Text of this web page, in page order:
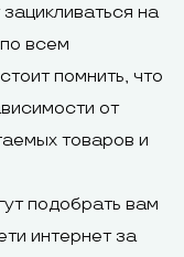
на
всем
помнить, что
от
товаров и
подобрать вам
интернет за